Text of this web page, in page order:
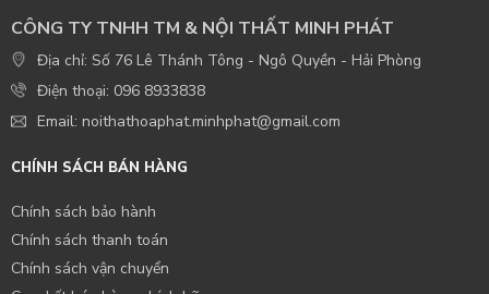
CÔNG TY TNHH TM & NỘI THẤT MINH PHÁT
Địa chỉ: Số 76 Lê Thánh Tông - Ngô Quyền - Hải Phòng
Điện thoại: 096 8933838
Email: noithathoaphat.minhphat@gmail.com
CHÍNH SÁCH BÁN HÀNG
Chính sách bảo hành
Chính sách thanh toán
Chính sách vận chuyển